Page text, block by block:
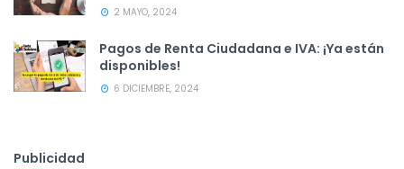
2 MAYO, 2024
Pagos de Renta Ciudadana e IVA: ¡Ya están
disponibles!
6 DICIEMBRE, 2024
Publicidad